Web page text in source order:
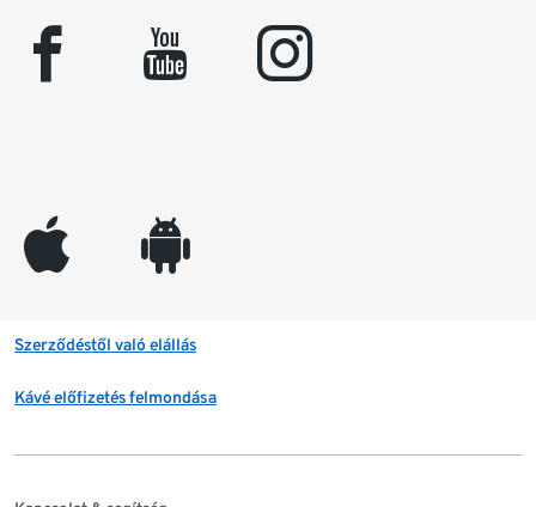
facebook youtube instagram
appleinc android
Szerződéstől való elállás
Kávé előfizetés felmondása